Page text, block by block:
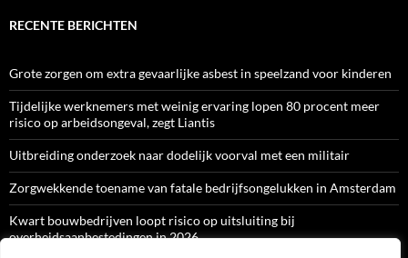
RECENTE BERICHTEN
Grote zorgen om extra gevaarlijke asbest in speelzand voor kinderen
Tijdelijke werknemers met weinig ervaring lopen 80 procent meer
risico op arbeidsongeval, zegt Liantis
Uitbreiding onderzoek naar dodelijk voorval met een militair
Zorgwekkende toename van fatale bedrijfsongelukken in Amsterdam
Kwart bouwbedrijven loopt risico op uitsluiting bij
overheidsaanbestedingen in 2026